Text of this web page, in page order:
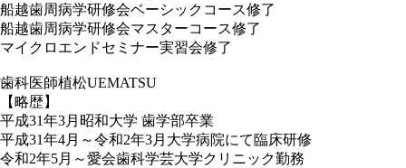
船越歯周病学研修会ベーシックコース修了
船越歯周病学研修会マスターコース修了
マイクロエンドセミナー実習会修了
歯科医師植松UEMATSU
【略歴】
平成31年3月昭和大学 歯学部卒業
平成31年4月～令和2年3月大学病院にて臨床研修
令和2年5月～愛会歯科学芸大学クリニック勤務